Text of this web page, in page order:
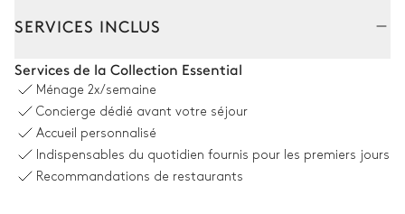
Vue panoramique sur la nature
2Tables
12 places
3Fontaines
SERVICES INCLUS
Services de la Collection Essential
Ménage 2x/semaine
Concierge dédié avant votre séjour
Accueil personnalisé
Indispensables du quotidien fournis pour les premiers jours
Recommandations de restaurants